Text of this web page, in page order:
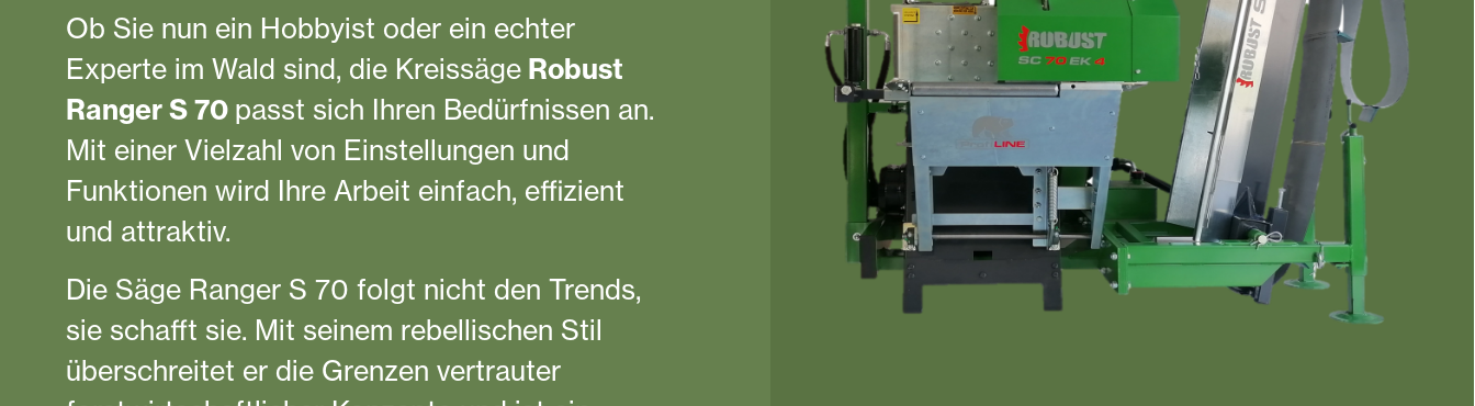
Ob Sie nun ein Hobbyist oder ein echter
Experte im Wald sind, die Kreissäge Robust
Ranger S 70 passt sich Ihren Bedürfnissen an.
Mit einer Vielzahl von Einstellungen und
Funktionen wird Ihre Arbeit einfach, effizient
und attraktiv.
Die Säge Ranger S 70 folgt nicht den Trends,
sie schafft sie. Mit seinem rebellischen Stil
überschreitet er die Grenzen vertrauter